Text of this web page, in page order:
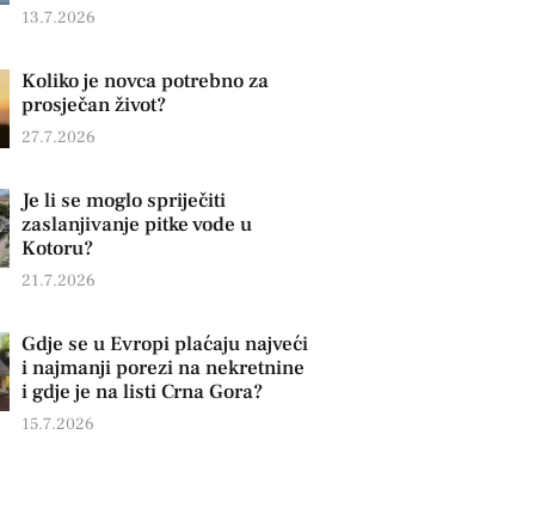
13.7.2026
Koliko je novca potrebno za
prosječan život?
27.7.2026
Je li se moglo spriječiti
zaslanjivanje pitke vode u
Kotoru?
21.7.2026
Gdje se u Evropi plaćaju najveći
i najmanji porezi na nekretnine
i gdje je na listi Crna Gora?
15.7.2026